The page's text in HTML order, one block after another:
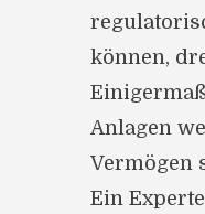
können,
Anlagen
Vermögen
Ein